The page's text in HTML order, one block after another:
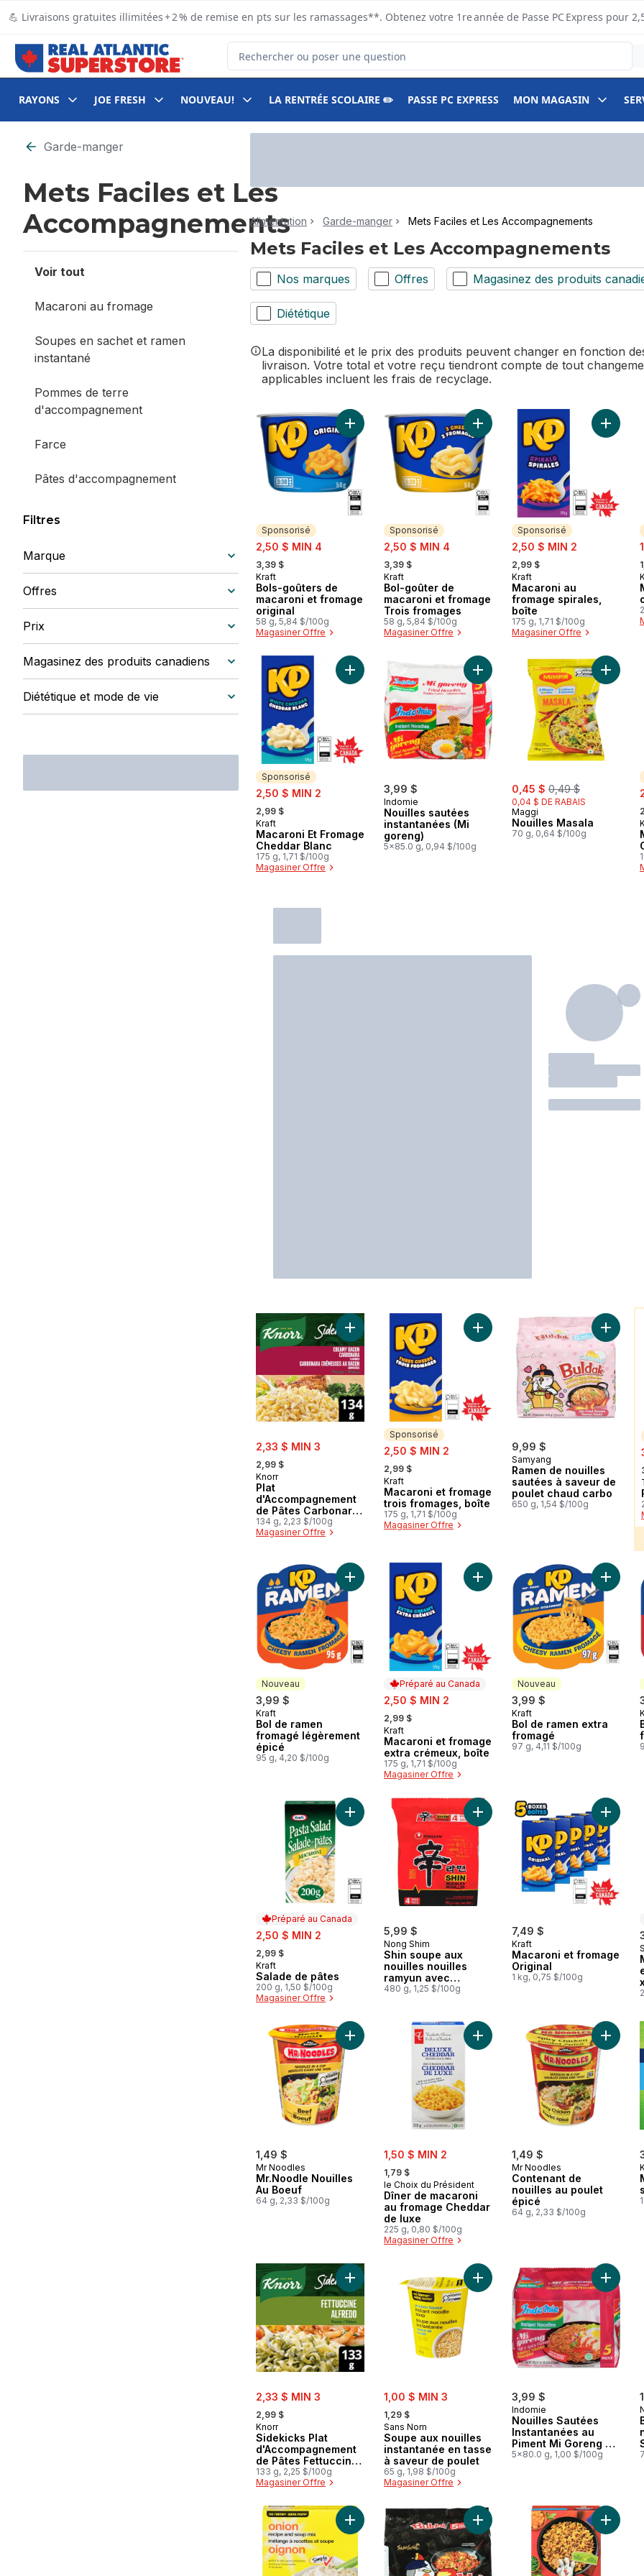
💪 Livraisons gratuites illimitées + 2 % de remise en pts sur les ramassages**. Obtenez votre 1re année de Passe PC Express pour
Rechercher des produits
RAYONS JOE FRESH NOUVEAU! LA RENTRÉE SCOLAIRE ✏️ PASSE PC EXPRESS MON MAGASIN
Passer au filtrage du contenu
Garde-manger
Mets Faciles et Les
Accompagnements
Voir tout
Macaroni au fromage
Soupes en sachet et ramen
instantané
Pommes de terre
d'accompagnement
Farce
Pâtes d'accompagnement
Sud Asiatique
Filtres
Marque
Offres
Prix
Magasinez des produits canadiens
Diététique et mode de vie
Alimentation Garde-manger Mets Faciles et Les Accompagnements
Mets Faciles et Les Accompagnements
Nos marques Offres Magasinez des produits
Diététique
La disponibilité et le prix des produits peuvent changer en fonction
livraison. Votre total et votre reçu tiendront compte de tout
applicables incluent les frais de recyclage.
Sponsorisé
sale:
2,50 $ MIN 4
, formerly:
3,39 $
Sponsorisé
Kraft
Bols-goûters de
macaroni et fromage
original
58 g, 5,84 $/100g
Magasiner Offre
Ajouter Bols-goûters de macaroni et fromage original au panier
Sponsorisé
sale:
2,50 $ MIN 4
, formerly:
3,39 $
Sponsorisé
Kraft
Bol-goûter de
macaroni et fromage
Trois fromages
58 g, 5,84 $/100g
Magasiner Offre
Ajouter Bol-goûter de macaroni
Sponsorisé
sale:
2,50 $ MIN 2
, formerly:
2,99 $
Sponsorisé
Kraft
Macaroni au
fromage spirales,
boîte
175 g, 1,71 $/100g
Magasiner Offre
Ajouter
Sponsorisé
sale:
2,50 $ MIN 2
, formerly:
2,99 $
Sponsorisé
Kraft
Macaroni Et Fromage
Cheddar Blanc
175 g, 1,71 $/100g
Magasiner Offre
Ajouter Macaroni Et Fromage Cheddar Blanc au panier
3,99 $
Indomie
Nouilles sautées
instantanées (Mi
goreng)
5x85.0 g, 0,94 $/100g
Ajouter Nouilles sautées
sale:
0,45 $ , formerly:
0,49 $
0,04 $ DE RABAIS
Maggi
Nouilles Masala
70 g, 0,64 $/100g
Ajouter
sale:
2,33 $ MIN 3
, formerly:
2,99 $
Knorr
Plat
d'Accompagnement
de Pâtes Carbonara
Crémeuses au
Bacon
134 g, 2,23 $/100g
Magasiner Offre
Sponsorisé
sale:
2,50 $ MIN 2
, formerly:
2,99 $
Sponsorisé
Kraft
Macaroni et fromage
trois fromages, boîte
175 g, 1,71 $/100g
Magasiner Offre
Ajouter Macaroni et fromage trois
9,99 $
Samyang
Ramen de nouilles
sautées à saveur de
poulet chaud carbo
650 g, 1,54 $/100g
Ajouter
Nouveau
3,99 $
Nouveau
Kraft
Bol de ramen
fromagé légèrement
épicé
95 g, 4,20 $/100g
Ajouter Bol de ramen fromagé légèrement épicé au panier
Préparé au Canada
sale:
2,50 $ MIN 2
, formerly:
2,99 $
Préparé au Canada
Kraft
Macaroni et fromage
extra crémeux, boîte
175 g, 1,71 $/100g
Magasiner Offre
Ajouter Macaroni et fromage extra
Nouveau
3,99 $
Nouveau
Kraft
Bol de ramen extra
fromagé
97 g, 4,11 $/100g
Ajouter
Préparé au Canada
sale:
2,50 $ MIN 2
, formerly:
2,99 $
Préparé au Canada
Kraft
Salade de pâtes
200 g, 1,50 $/100g
Magasiner Offre
Ajouter Salade de pâtes au panier
5,99 $
Nong Shim
Shin soupe aux
nouilles nouilles
ramyun avec
mélange pour soupe
480 g, 1,25 $/100g
Ajouter Shin soupe aux nouilles
7,49 $
Kraft
Macaroni et fromage
Original
1 kg, 0,75 $/100g
Ajouter
1,49 $
Mr Noodles
Mr.Noodle Nouilles
Au Boeuf
64 g, 2,33 $/100g
Ajouter Mr.Noodle Nouilles Au Boeuf au panier
sale:
1,50 $ MIN 2
, formerly:
1,79 $
le Choix du Président
Dîner de macaroni
au fromage Cheddar
de luxe
225 g, 0,80 $/100g
Magasiner Offre
Ajouter Dîner de macaroni au
1,49 $
Mr Noodles
Contenant de
nouilles au poulet
épicé
64 g, 2,33 $/100g
Ajouter
sale:
2,33 $ MIN 3
, formerly:
2,99 $
Knorr
Sidekicks Plat
d'Accompagnement
de Pâtes Fettuccine
Alfredo
133 g, 2,25 $/100g
Magasiner Offre
Ajouter Sidekicks Plat d'Accompagnement de Pâtes
sale:
1,00 $ MIN 3
, formerly:
1,29 $
Sans Nom
Soupe aux nouilles
instantanée en tasse
à saveur de poulet
65 g, 1,98 $/100g
Magasiner Offre
Ajouter Soupe aux nouilles
3,99 $
Indomie
Nouilles Sautées
Instantanées au
Piment Mi Goreng 5
Packs x 80 g
5x80.0 g, 1,00 $/100g
Ajouter Mélange à recettes et soupe à l’oignon au panier
Ajouter Stir-Fried Noodle au panier
Ajouter